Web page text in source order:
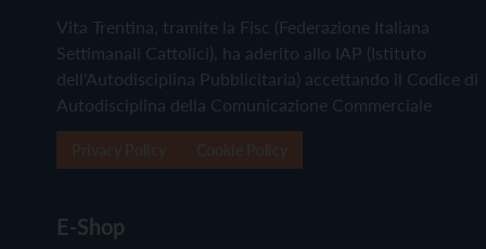
Vita Trentina, tramite la Fisc (Federazione Italiana
Settimanali Cattolici), ha aderito allo IAP (Istituto
dell'Autodisciplina Pubblicitaria) accettando il Codice di
Autodisciplina della Comunicazione Commerciale
E-Shop